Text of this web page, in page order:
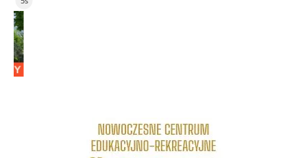
link do strony Centrum Edukacyjno Rekreacyjne